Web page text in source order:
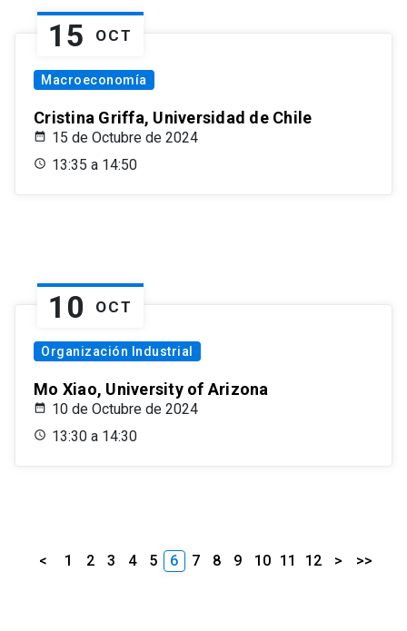
15 OCT
Macroeconomía
Cristina Griffa, Universidad de Chile
15 de Octubre de 2024
13:35 a 14:50
10 OCT
Organización Industrial
Mo Xiao, University of Arizona
10 de Octubre de 2024
13:30 a 14:30
< 1 2 3 4 5 6 7 8 9 10 11 12 > >>